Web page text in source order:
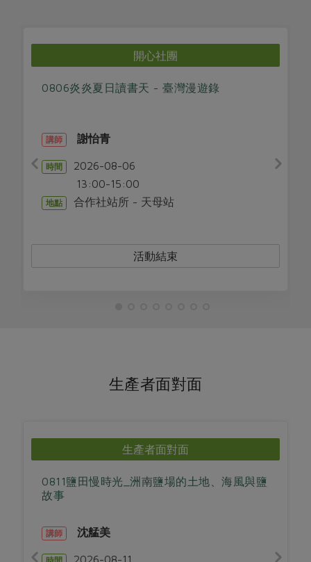
開心社團
0806炎炎夏日讀書天 - 臺灣漫遊錄
講師 謝怡青
時間 2026-08-06
13:00-15:00
地點 合作社站所 - 天母站
活動結束
生產者面對面
生產者面對面
0811鹽田慢時光_洲南鹽場的土地、海風與鹽
故事
講師 沈艋美
2026-08-11